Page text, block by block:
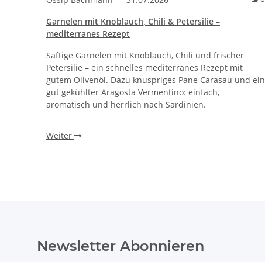
Garnelen mit Knoblauch, Chili & Petersilie –
mediterranes Rezept
Saftige Garnelen mit Knoblauch, Chili und frischer
Petersilie – ein schnelles mediterranes Rezept mit
gutem Olivenöl. Dazu knuspriges Pane Carasau und ein
gut gekühlter Aragosta Vermentino: einfach,
aromatisch und herrlich nach Sardinien.
Weiter
Newsletter Abonnieren